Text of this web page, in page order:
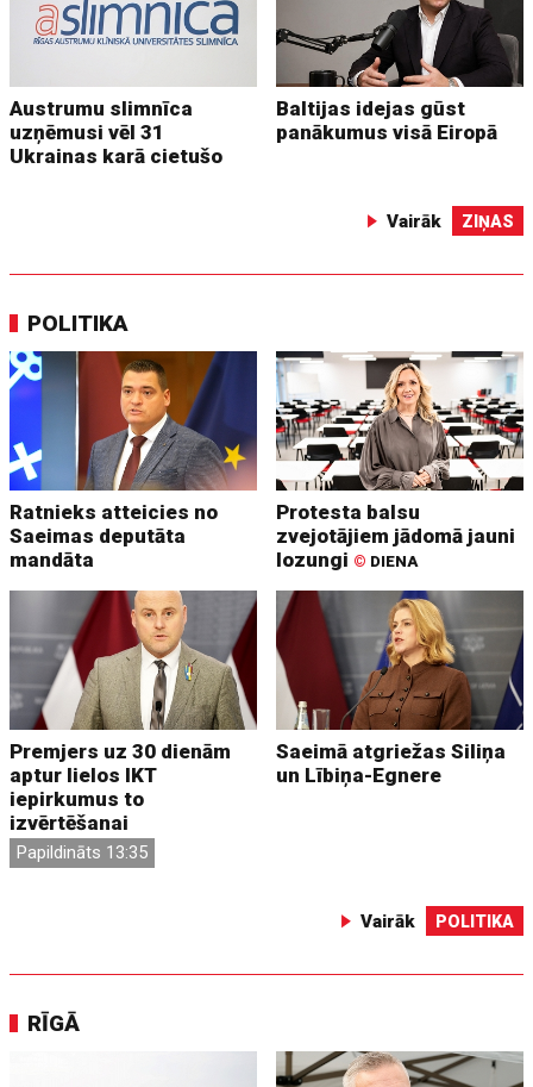
Austrumu slimnīca
uzņēmusi vēl 31
Ukrainas karā cietušo
Baltijas idejas gūst
panākumus visā Eiropā
Vairāk ZIŅAS
POLITIKA
Ratnieks atteicies no
Saeimas deputāta
mandāta
Protesta balsu
zvejotājiem jādomā jauni
lozungi © DIENA
Premjers uz 30 dienām
aptur lielos IKT
iepirkumus to
izvērtēšanai
Papildināts 13:35
Saeimā atgriežas Siliņa
un Lībiņa-Egnere
Vairāk POLITIKA
RĪGĀ